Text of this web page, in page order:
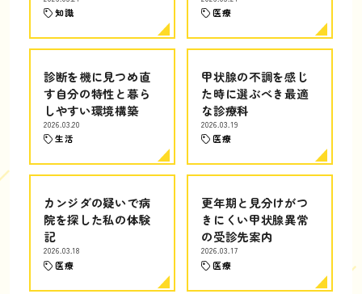
知識 医療
診断を機に見つめ直
す自分の特性と暮ら
しやすい環境構築
2026.03.20
生活
甲状腺の不調を感じ
た時に選ぶべき最適
な診療科
2026.03.19
医療
カンジダの疑いで病
院を探した私の体験
記
2026.03.18
医療
更年期と見分けがつ
きにくい甲状腺異常
の受診先案内
2026.03.17
医療